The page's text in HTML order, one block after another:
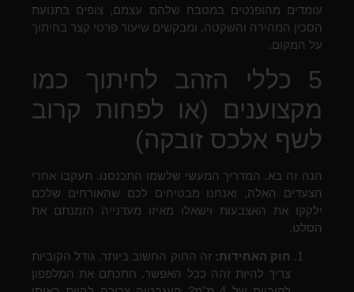
עומדים מהופנטים במטבח שלהם עצמם, צופים בתנועת
הסכין המהירה והשקטה, ומבקשים שיעור פרטי קצר בחיתוך
על המקום.
5 כללי הזהב לחיתוך כמו
מקצוענים (או לפחות קרוב
לשף אלכס זובקה)
הנה זה בא. המדריך המעשי שלשמו התכנסנו. תעקבו אחרי
הצעדים האלה, ואנחנו מבטיחים לכם שהאורחים שלכם
ילקקו את האצבעות וישאלו מאיזו מעדנייה הזמנתם את
הסלט.
חוק האחידות: זה החוק החשוב ביותר. גודל הקוביות
צריך להיות זהה ככל האפשר. חתכתם את המלפפון